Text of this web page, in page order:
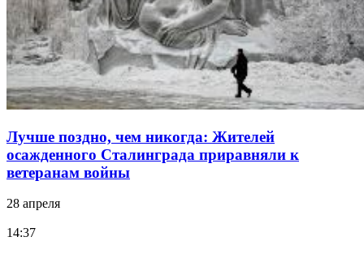
Лучше поздно, чем никогда: Жителей
осажденного Сталинграда приравняли к
ветеранам войны
28 апреля
14:37